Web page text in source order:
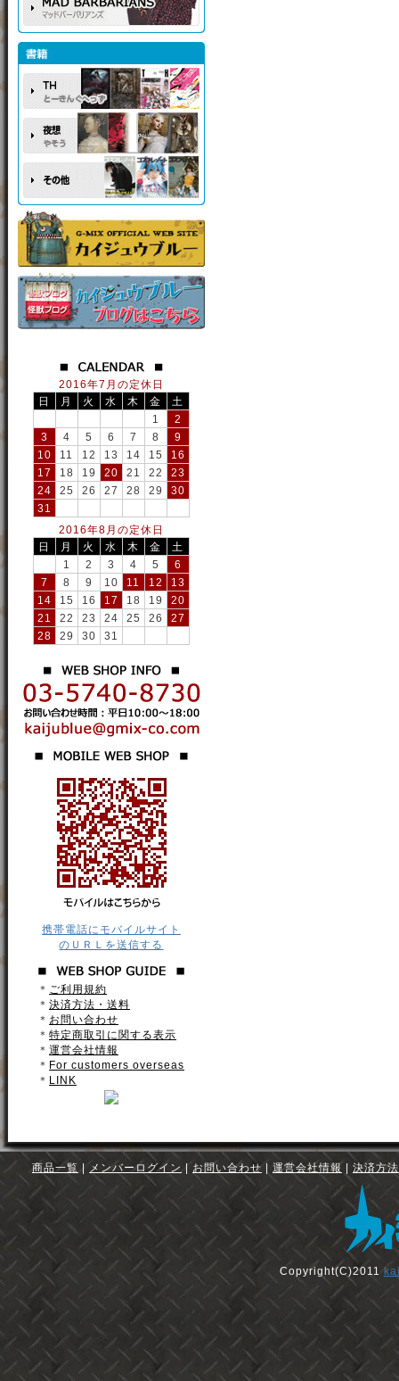
2016年7月の定休日
日
月 火 水 木 金
土
1
2
3
4 5 6 7 8
9
10
11 12 13 14 15
16
17
18 19 20 21 22
23
24
25 26 27 28 29
30
31
2016年8月の定休日
日
月 火 水 木 金
土
1
2 3 4 5
6
7
8 9 10 11 12
13
14
15 16 17 18 19
20
21
22 23 24 25 26
27
28
29 30 31
携帯電話にモバイルサイト
のＵＲＬを送信する
＊ ご利用規約
＊ 決済方法・送料
＊ お問い合わせ
＊ 特定商取引に関する表示
＊ 運営会社情報
＊ For customers overseas
＊ LINK
商品一覧 メンバーログイン お問い合わせ 運営会社情報 決済方
Copyright(C)2011